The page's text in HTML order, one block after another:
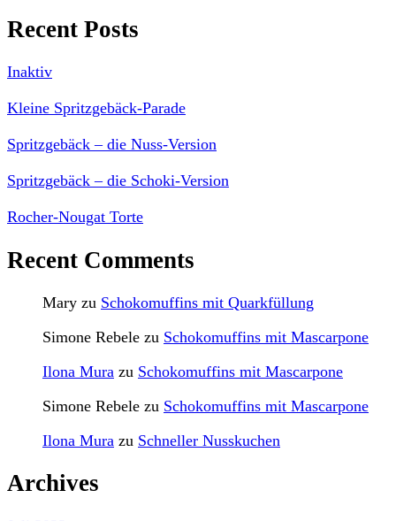
Recent Posts
Inaktiv
Kleine Spritzgebäck-Parade
Spritzgebäck – die Nuss-Version
Spritzgebäck – die Schoki-Version
Rocher-Nougat Torte
Recent Comments
Mary zu Schokomuffins mit Quarkfüllung
Simone Rebele zu Schokomuffins mit Mascarpone
Ilona Mura zu Schokomuffins mit Mascarpone
Simone Rebele zu Schokomuffins mit Mascarpone
Ilona Mura zu Schneller Nusskuchen
Archives